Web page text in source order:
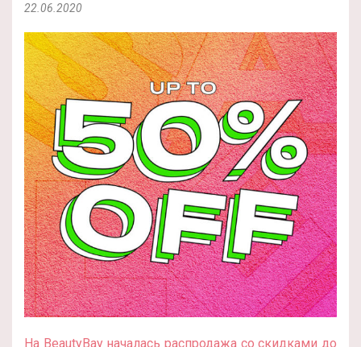
22.06.2020
На BeautyBay началась распродажа со скидками до